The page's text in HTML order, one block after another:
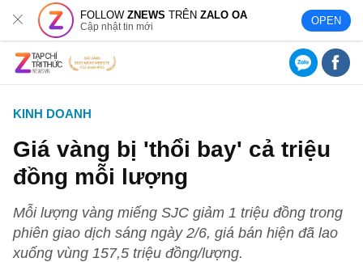
FOLLOWZNEWS TRÊNZALO OA
Cập nhật tin mới OPEN
KINH DOANH
Giá vàng bị 'thổi bay' cả triệu
đồng mỗi lượng
Mỗi lượng vàng miếng SJC giảm 1 triệu đồng trong
phiên giao dịch sáng ngày 2/6, giá bán hiện đã lao
xuống vùng 157,5 triệu đồng/lượng.